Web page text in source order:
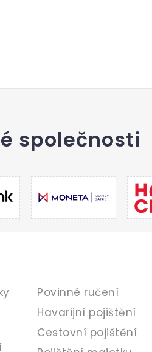
společnosti
Povinné ručení
Havarijní pojištění
Cestovní pojištění